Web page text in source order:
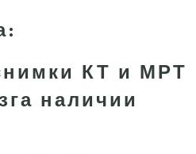
КТ и МРТ
наличии